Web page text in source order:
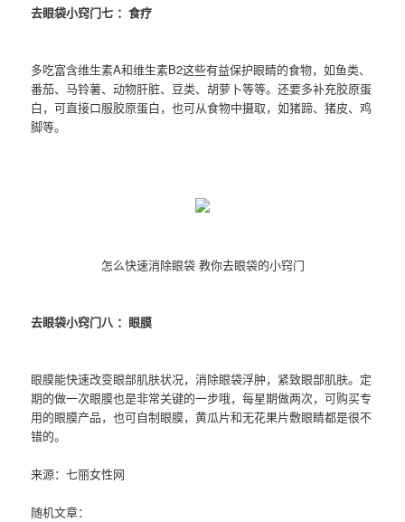
去眼袋小窍门七 ：食疗
多吃富含维生素A和维生素B2这些有益保护眼睛的食物，如鱼类、
番茄、马铃薯、动物肝脏、豆类、胡萝卜等等。还要多补充胶原蛋
白，可直接口服胶原蛋白，也可从食物中摄取，如猪蹄、猪皮、鸡
脚等。
怎么快速消除眼袋 教你去眼袋的小窍门
去眼袋小窍门八 ：眼膜
眼膜能快速改变眼部肌肤状况，消除眼袋浮肿，紧致眼部肌肤。定
期的做一次眼膜也是非常关键的一步哦，每星期做两次，可购买专
用的眼膜产品，也可自制眼膜，黄瓜片和无花果片敷眼睛都是很不
错的。
来源：七丽女性网
随机文章：